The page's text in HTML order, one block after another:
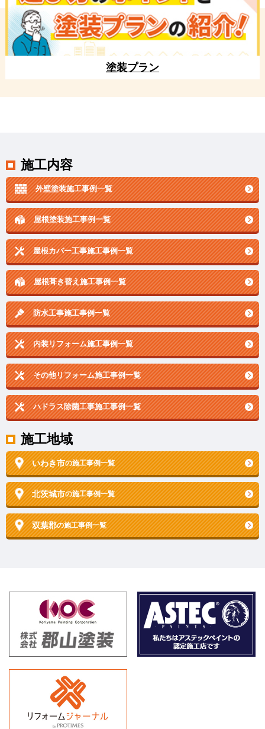
塗装プラン
施工内容
外壁塗装施工事例一覧
屋根塗装施工事例一覧
屋根カバー工事施工事例一覧
屋根葺き替え施工事例一覧
防水工事施工事例一覧
内装リフォーム施工事例一覧
その他リフォーム施工事例一覧
ハドラス除菌工事施工事例一覧
施工地域
いわき市の施工事例一覧
北茨城市の施工事例一覧
双葉郡の施工事例一覧